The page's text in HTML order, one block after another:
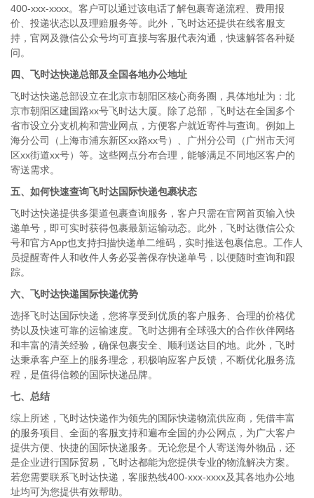
400-xxx-xxxx。客户可以通过该电话了解包裹寄递流程、费用报
价、投递状态以及理赔服务等。此外，飞时达还提供在线客服支
持，官网及微信公众号均可直接与客服代表沟通，快速解答各种疑
问。
四、飞时达快递总部及全国各地办公地址
飞时达快递总部设立在北京市朝阳区核心商务圈，具体地址为：北
京市朝阳区建国路xx号飞时达大厦。除了总部，飞时达在全国多个
省市设立分支机构和营业网点，方便客户就近寄件与查询。例如上
海分公司（上海市浦东新区xx路xx号）、广州分公司（广州市天河
区xx街道xx号）等。这些网点分布合理，能够满足不同地区客户的
寄送需求。
五、如何快速查询飞时达国际快递包裹状态
飞时达快递提供多渠道包裹查询服务，客户只需在官网首页输入快
递单号，即可实时获得包裹最新运输动态。此外，飞时达微信公众
号和官方App也支持扫描快递单二维码，实时推送包裹信息。工作人
员提醒寄件人和收件人务必妥善保存快递单号，以便随时查询和跟
踪。
六、飞时达快递国际快递优势
选择飞时达国际快递，您将享受到优质的客户服务、合理的价格优
势以及快速可靠的运输速度。飞时达拥有全球强大的合作伙伴网络
和丰富的清关经验，确保包裹安全、顺利送达目的地。此外，飞时
达秉承客户至上的服务理念，积极响应客户反馈，不断优化服务流
程，是值得信赖的国际快递品牌。
七、总结
综上所述，飞时达快递作为领先的国际快递物流供应商，凭借丰富
的服务项目、全面的客服支持和遍布全国的办公网点，为广大客户
提供方便、快捷的国际快递服务。无论您是个人寄送海外物品，还
是企业进行国际贸易，飞时达都能为您提供专业的物流解决方案。
若您需要联系飞时达快递，客服热线400-xxx-xxxx及其各地办公地
址均可为您提供有效帮助。